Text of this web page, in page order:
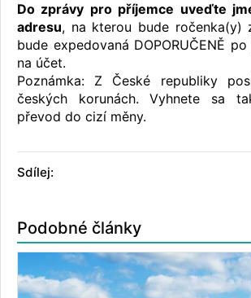
Do zprávy pro příjemce uveďte
adresu, na kterou bude ročenka(y)
bude expedovaná DOPORUČENĚ
na účet.
Poznámka: Z České republiky
českých korunách. Vyhnete sa
převod do cizí měny.
Sdílej:
Podobné články